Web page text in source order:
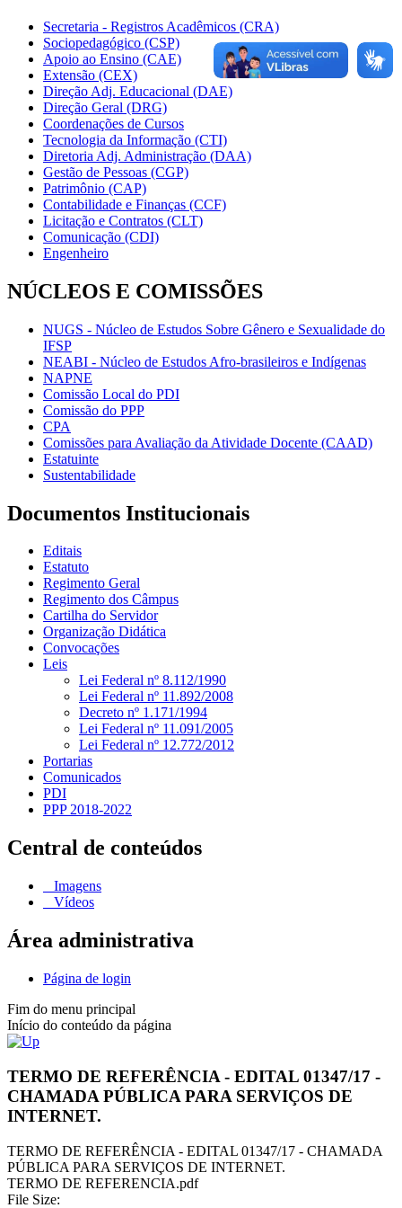
Secretaria - Registros Acadêmicos (CRA)
Sociopedagógico (CSP)
Apoio ao Ensino (CAE)
Extensão (CEX)
Direção Adj. Educacional (DAE)
Direção Geral (DRG)
Coordenações de Cursos
Tecnologia da Informação (CTI)
Diretoria Adj. Administração (DAA)
Gestão de Pessoas (CGP)
Patrimônio (CAP)
Contabilidade e Finanças (CCF)
Licitação e Contratos (CLT)
Comunicação (CDI)
Engenheiro
NÚCLEOS E COMISSÕES
NUGS - Núcleo de Estudos Sobre Gênero e Sexualidade do
IFSP
NEABI - Núcleo de Estudos Afro-brasileiros e Indígenas
NAPNE
Comissão Local do PDI
Comissão do PPP
CPA
Comissões para Avaliação da Atividade Docente (CAAD)
Estatuinte
Sustentabilidade
Documentos Institucionais
Editais
Estatuto
Regimento Geral
Regimento dos Câmpus
Cartilha do Servidor
Organização Didática
Convocações
Leis
Lei Federal nº 8.112/1990
Lei Federal nº 11.892/2008
Decreto nº 1.171/1994
Lei Federal nº 11.091/2005
Lei Federal nº 12.772/2012
Portarias
Comunicados
PDI
PPP 2018-2022
Central de conteúdos
Imagens
Vídeos
Área administrativa
Página de login
Fim do menu principal
Início do conteúdo da página
TERMO DE REFERÊNCIA - EDITAL 01347/17 -
CHAMADA PÚBLICA PARA SERVIÇOS DE
INTERNET.
TERMO DE REFERÊNCIA - EDITAL 01347/17 - CHAMADA
PÚBLICA PARA SERVIÇOS DE INTERNET.
TERMO DE REFERENCIA.pdf
File Size: